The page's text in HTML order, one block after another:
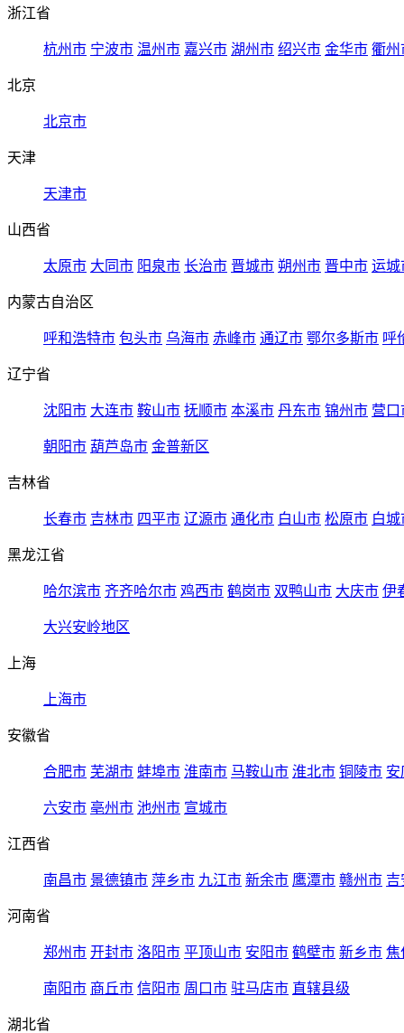
浙江省
杭州市 宁波市 温州市 嘉兴市 湖州市 绍兴市 金华市 衢州
北京
北京市
天津
天津市
山西省
太原市 大同市 阳泉市 长治市 晋城市 朔州市 晋中市 运城
内蒙古自治区
呼和浩特市 包头市 乌海市 赤峰市 通辽市 鄂尔多斯市 呼
辽宁省
沈阳市 大连市 鞍山市 抚顺市 本溪市 丹东市 锦州市 营口
朝阳市 葫芦岛市 金普新区
吉林省
长春市 吉林市 四平市 辽源市 通化市 白山市 松原市 白城
黑龙江省
哈尔滨市 齐齐哈尔市 鸡西市 鹤岗市 双鸭山市 大庆市 伊
大兴安岭地区
上海
上海市
安徽省
合肥市 芜湖市 蚌埠市 淮南市 马鞍山市 淮北市 铜陵市 安
六安市 亳州市 池州市 宣城市
江西省
南昌市 景德镇市 萍乡市 九江市 新余市 鹰潭市 赣州市 吉
河南省
郑州市 开封市 洛阳市 平顶山市 安阳市 鹤壁市 新乡市 焦
南阳市 商丘市 信阳市 周口市 驻马店市 直辖县级
湖北省